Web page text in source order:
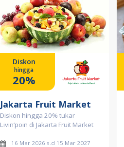
Diskon
hingga
20%
Jakarta Fruit Market
Diskon hingga 20% tukar
Livin’poin di Jakarta Fruit Market
16 Mar 2026 s.d 15 Mar 2027